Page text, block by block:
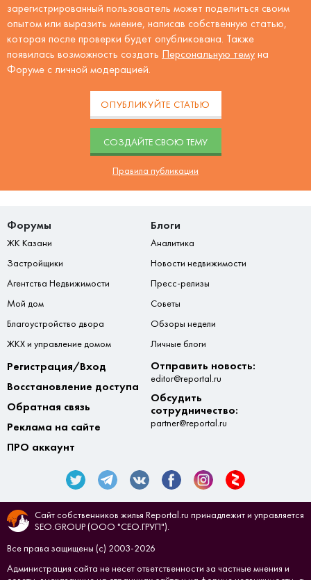
зарегистрированный пользователь может поделиться своим
опытом или выразить мнение, написав собственную статью,
которая после проверки будет опубликована. Также
появилась возможность создать Персональную тему на
Форуме с личной модерацией.
ОПУБЛИКУЙТЕ СТАТЬЮ
CОЗДАЙТЕ СВОЮ ТЕМУ
Правила публикации
Форумы
ЖК Казани
Застройщики
Агентства Недвижимости
Мой дом
Благоустройство двора
ЖКХ и управление домом
Блоги
Аналитика
Новости недвижимости
Пресс-релизы
Советы
Обзоры недели
Личные блоги
Регистрация/Вход
Восстановление доступа
Обратная связь
Реклама на сайте
ПРО аккаунт
Отправить новость:
editor@reportal.ru
Обсудить
сотрудничество:
partner@reportal.ru
Сайт собственников жилья Reportal.ru принадлежит и управляется
SEO.GROUP (ООО "СЕО.ГРУП").
Все права защищены (с) 2003-2026
Администрация сайта не несет ответственности за частные мнения и